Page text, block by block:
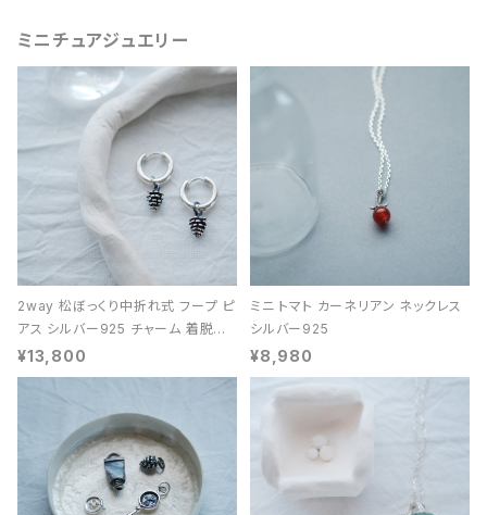
ミニチュアジュエリー
2way 松ぼっくり中折れ式 フープ ピ
アス シルバー925 チャーム 着脱可
能 レディース ユニセックス
¥13,800
ミニ トマト カーネリアン ネックレス
シルバー925
¥8,980